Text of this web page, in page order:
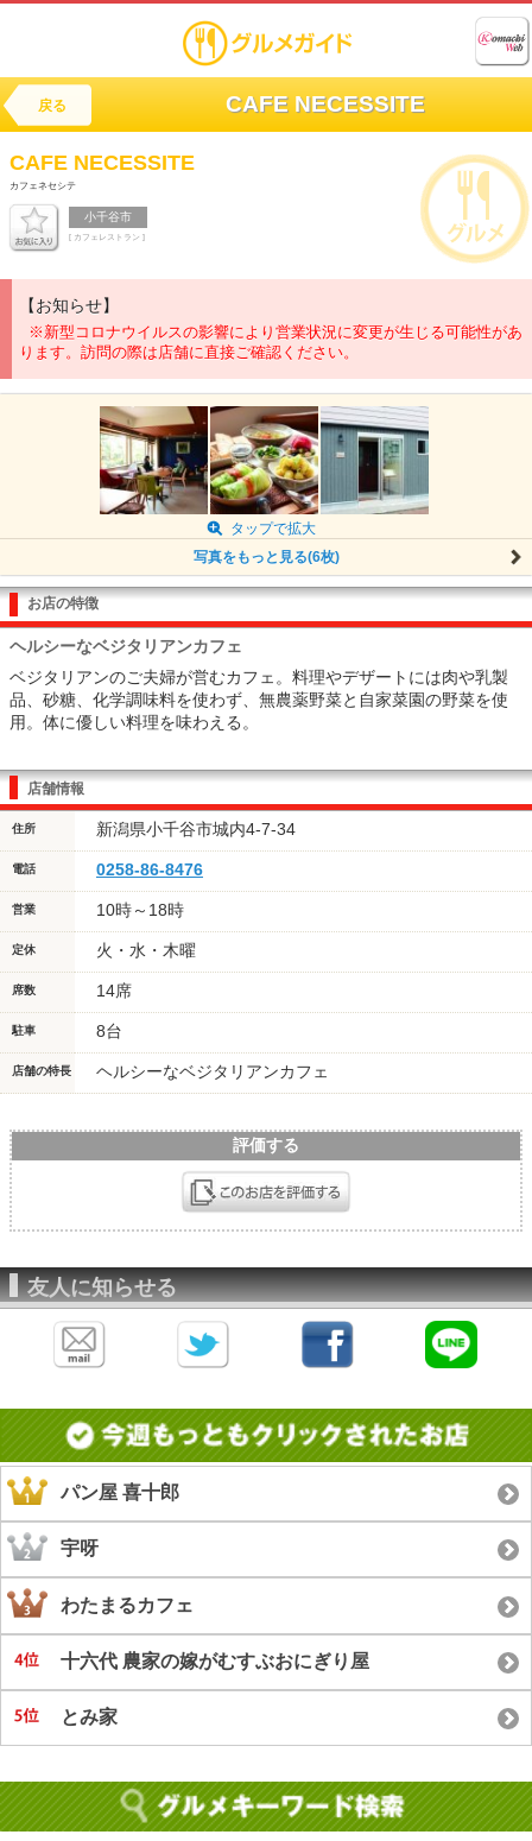
戻る CAFE NECESSITE
CAFE NECESSITE
カフェネセシテ
小千谷市
[ カフェレストラン ]
【お知らせ】
※新型コロナウイルスの影響により営業状況に変更が生じる可能性があ
ります。訪問の際は店舗に直接ご確認ください。
タップで拡大
写真をもっと見る(6枚)
お店の特徴
ヘルシーなベジタリアンカフェ
ベジタリアンのご夫婦が営むカフェ。料理やデザートには肉や乳製
品、砂糖、化学調味料を使わず、無農薬野菜と自家菜園の野菜を使
用。体に優しい料理を味わえる。
店舗情報
住所 新潟県小千谷市城内4-7-34
電話 0258-86-8476
営業 10時～18時
定休 火・水・木曜
席数 14席
駐車 8台
店舗の特長 ヘルシーなベジタリアンカフェ
評価する
友人に知らせる
パン屋 喜十郎
宇呀
わたまるカフェ
十六代 農家の嫁がむすぶおにぎり屋
とみ家